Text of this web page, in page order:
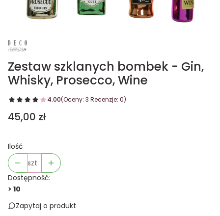
Zestaw szklanych bombek - Gin,
Whisky, Prosecco, Wine
4.00(Oceny: 3 Recenzje: 0)
Cena
45,00 zł
Ilość
szt.
Dostępność:
> 10
Zapytaj o produkt